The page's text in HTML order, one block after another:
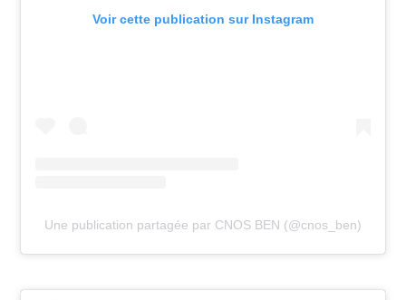
Voir cette publication sur Instagram
Une publication partagée par CNOS BEN (@cnos_ben)